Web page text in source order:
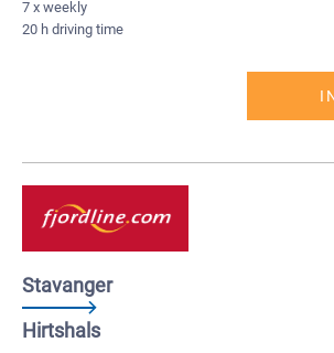
7 x weekly
20 h driving time
Stavanger
Hirtshals